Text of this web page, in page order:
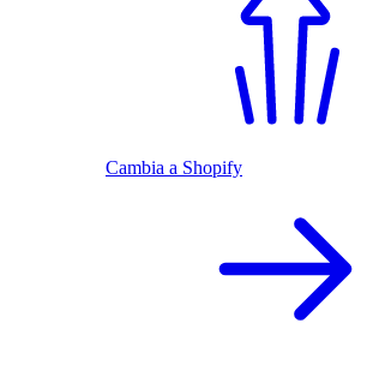
Cambia a Shopify